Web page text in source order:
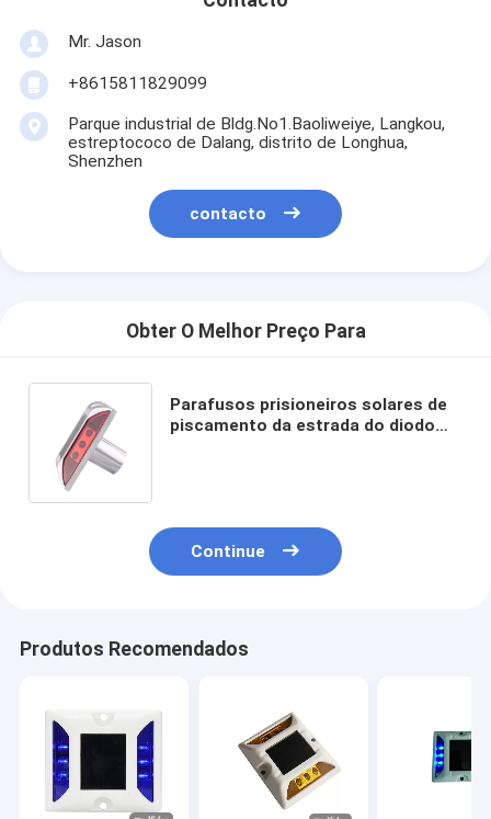
Mr. Jason
+8615811829099
Parque industrial de Bldg.No1.Baoliweiye, Langkou,
estreptococo de Dalang, distrito de Longhua,
Shenzhen
contacto
Obter O Melhor Preço Para
Parafusos prisioneiros solares de
piscamento da estrada do diodo
Continue
Produtos Recomendados